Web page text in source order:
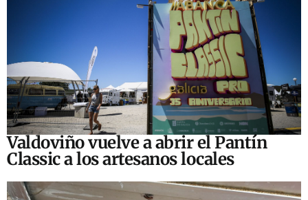
Valdoviño vuelve a abrir el Pantín
Classic a los artesanos locales